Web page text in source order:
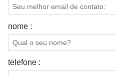
nome :
telefone :